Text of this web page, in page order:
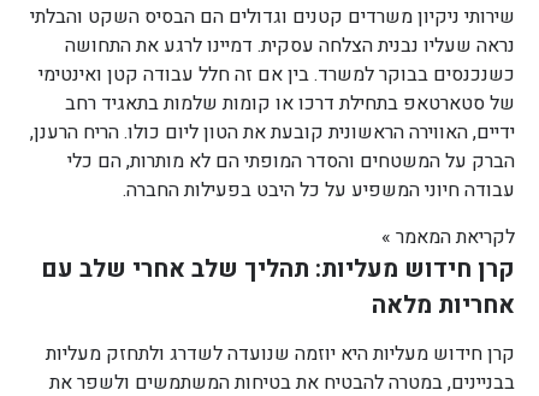
שירותי ניקיון משרדים קטנים וגדולים הם הבסיס השקט והבלתי
נראה שעליו נבנית הצלחה עסקית. דמיינו לרגע את התחושה
כשנכנסים בבוקר למשרד. בין אם זה חלל עבודה קטן ואינטימי
של סטארטאפ בתחילת דרכו או קומות שלמות בתאגיד רחב
ידיים, האווירה הראשונית קובעת את הטון ליום כולו. הריח הרענן,
הברק על המשטחים והסדר המופתי הם לא מותרות, הם כלי
עבודה חיוני המשפיע על כל היבט בפעילות החברה.
לקריאת המאמר »
קרן חידוש מעליות: תהליך שלב אחרי שלב עם
אחריות מלאה
קרן חידוש מעליות היא יוזמה שנועדה לשדרג ולתחזק מעליות
בבניינים, במטרה להבטיח את בטיחות המשתמשים ולשפר את